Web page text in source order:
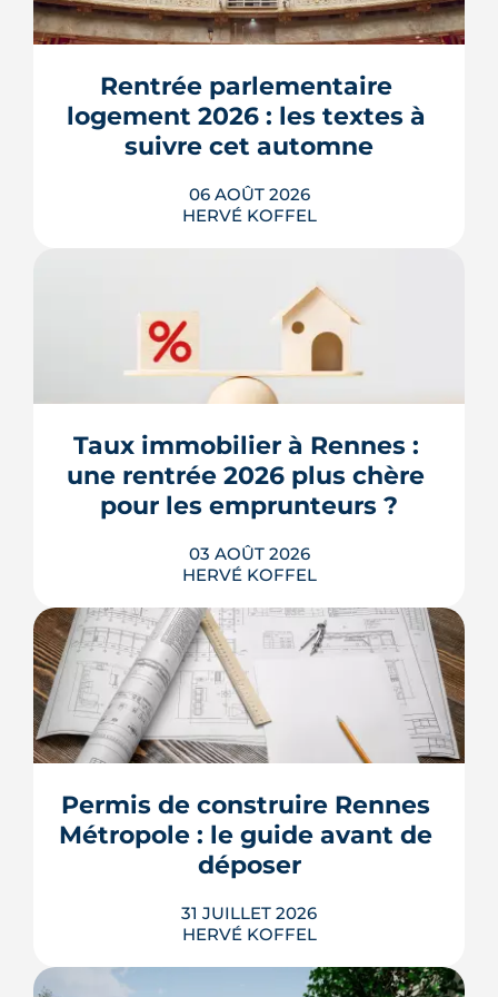
Rentrée parlementaire
logement 2026 : les textes à
suivre cet automne
06 AOÛT 2026
HERVÉ KOFFEL
Après un printemps d'annonces,
l'automne 2026 sera l'heure de vérité
pour le logement. Trois dossiers
parlementaires, du projet de loi
qui devient vraiment applicable pour
les propriétaires, les bailleurs et les
acheteurs.
LIRE L'ARTICLE
Taux immobilier à Rennes :
une rentrée 2026 plus chère
pour les emprunteurs ?
03 AOÛT 2026
HERVÉ KOFFEL
Les taux de crédit se sont stabilisés cet
été, mais au-dessus de leur niveau du
printemps. À Rennes, la hausse des prix
resserrent le budget des acheteurs à la
rentrée 2026.
LIRE L'ARTICLE
Permis de construire Rennes
Métropole : le guide avant de
déposer
31 JUILLET 2026
HERVÉ KOFFEL